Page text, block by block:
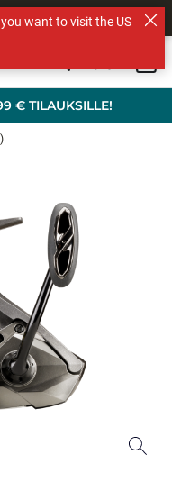
€ TILAUKSILLE!
want to visit the US